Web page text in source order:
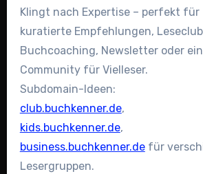
Klingt nach Expertise – perfekt für
kuratierte Empfehlungen,
Buchcoaching, Newsletter oder
Community für Vielleser.
Subdomain-Ideen:
club.buchkenner.de,
kids.buchkenner.de,
business.buchkenner.defür
Lesergruppen.